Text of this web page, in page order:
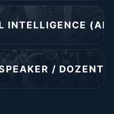
INTELLIGENCE (AI/
/ DOZENT